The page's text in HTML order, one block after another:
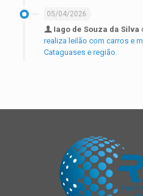
05/04/2026
Iago de Souza da Silva
realiza leilão com carros e
Cataguases e região.